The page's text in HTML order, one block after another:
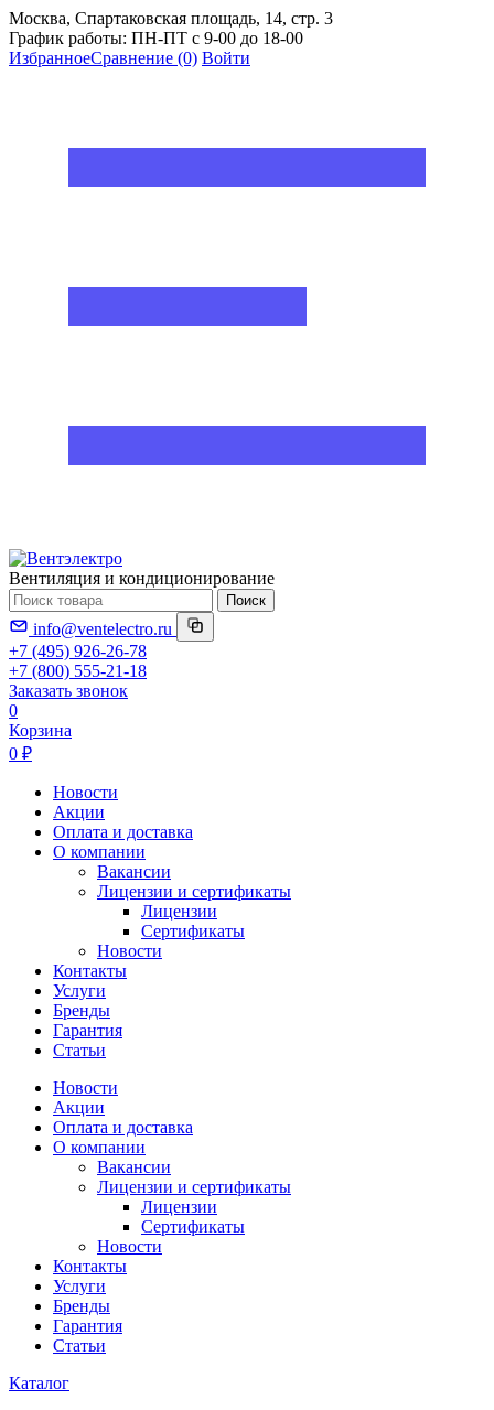
Москва, Спартаковская площадь, 14, стр. 3
График работы: ПН-ПТ с 9-00 до 18-00
ИзбранноеСравнение (0) Войти
Вентиляция и кондиционирование
Поиск
info@ventelectro.ru
+7 (495) 926-26-78
+7 (800) 555-21-18
Заказать звонок
0
Корзина
0 ₽
Новости
Акции
Оплата и доставка
О компании
Вакансии
Лицензии и сертификаты
Лицензии
Сертификаты
Новости
Контакты
Услуги
Бренды
Гарантия
Статьи
Новости
Акции
Оплата и доставка
О компании
Вакансии
Лицензии и сертификаты
Лицензии
Сертификаты
Новости
Контакты
Услуги
Бренды
Гарантия
Статьи
Каталог